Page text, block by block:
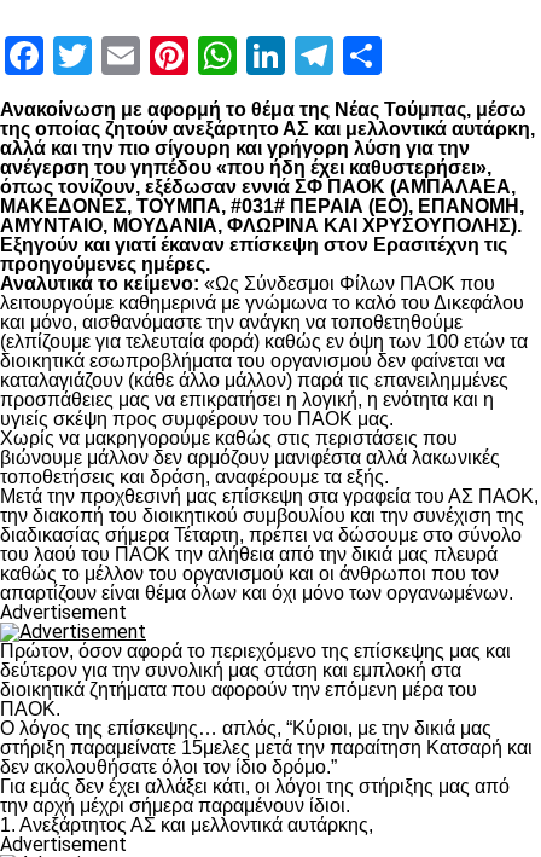
Facebook
Twitter
EmailPinterest
WhatsApp
LinkedIn
Telegram
Ανακοίνωση με αφορμή το θέμα της Νέας Τούμπας, μέσω
της οποίας ζητούν ανεξάρτητο ΑΣ και μελλοντικά αυτάρκη,
αλλά και την πιο σίγουρη και γρήγορη λύση για την
ανέγερση του γηπέδου «που ήδη έχει καθυστερήσει»,
όπως τονίζουν, εξέδωσαν εννιά ΣΦ ΠΑΟΚ (ΑΜΠΑΛΑΕΑ,
ΜΑΚΕΔΟΝΕΣ, ΤΟΥΜΠΑ, #031# ΠΕΡΑΙΑ (ΕΟ), ΕΠΑΝΟΜΗ,
ΑΜΥΝΤΑΙΟ, ΜΟΥΔΑΝΙΑ, ΦΛΩΡΙΝΑ ΚΑΙ ΧΡΥΣΟΥΠΟΛΗΣ).
Εξηγούν και γιατί έκαναν επίσκεψη στον Ερασιτέχνη τις
προηγούμενες ημέρες.
Αναλυτικά το κείμενο: «Ως Σύνδεσμοι Φίλων ΠΑΟΚ που
λειτουργούμε καθημερινά με γνώμωνα το καλό του Δικεφάλου
και μόνο, αισθανόμαστε την ανάγκη να τοποθετηθούμε
(ελπίζουμε για τελευταία φορά) καθώς εν όψη των 100 ετών τα
διοικητικά εσωπροβλήματα του οργανισμού δεν φαίνεται να
καταλαγιάζουν (κάθε άλλο μάλλον) παρά τις επανειλημμένες
προσπάθειες μας να επικρατήσει η λογική, η ενότητα και η
υγιείς σκέψη προς συμφέρουν του ΠΑΟΚ μας.
Χωρίς να μακρηγορούμε καθώς στις περιστάσεις που
βιώνουμε μάλλον δεν αρμόζουν μανιφέστα αλλά λακωνικές
τοποθετήσεις και δράση, αναφέρουμε τα εξής.
Μετά την προχθεσινή μας επίσκεψη στα γραφεία του ΑΣ ΠΑΟΚ,
την διακοπή του διοικητικού συμβουλίου και την συνέχιση της
διαδικασίας σήμερα Τέταρτη, πρέπει να δώσουμε στο σύνολο
του λαού του ΠΑΟΚ την αλήθεια από την δικιά μας πλευρά
καθώς το μέλλον του οργανισμού και οι άνθρωποι που τον
απαρτίζουν είναι θέμα όλων και όχι μόνο των οργανωμένων.
Advertisement
Πρώτον, όσον αφορά το περιεχόμενο της επίσκεψης μας και
δεύτερον για την συνολική μας στάση και εμπλοκή στα
διοικητικά ζητήματα που αφορούν την επόμενη μέρα του
ΠΑΟΚ.
Ο λόγος της επίσκεψης… απλός, “Κύριοι, με την δικιά μας
στήριξη παραμείνατε 15μελες μετά την παραίτηση Κατσαρή και
δεν ακολουθήσατε όλοι τον ίδιο δρόμο.”
Για εμάς δεν έχει αλλάξει κάτι, οι λόγοι της στήριξης μας από
την αρχή μέχρι σήμερα παραμένουν ίδιοι.
1. Ανεξάρτητος ΑΣ και μελλοντικά αυτάρκης,
Advertisement